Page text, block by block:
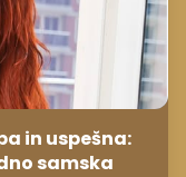
in uspešna:
samska